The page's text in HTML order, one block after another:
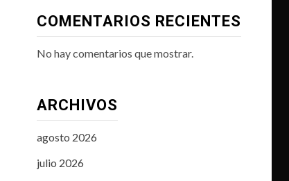
COMENTARIOS RECIENTES
No hay comentarios que mostrar.
ARCHIVOS
agosto 2026
julio 2026